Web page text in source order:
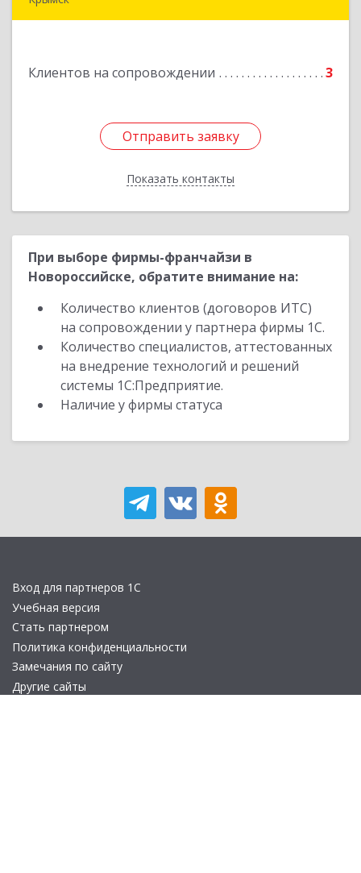
Клиентов на сопровождении 3
Отправить заявку
Показать контакты
Подробнее
Отправить заявку
Назад
При выборе фирмы-франчайзи в
Новороссийске, обратите внимание на:
Количество клиентов (договоров ИТС)
на сопровождении у партнера фирмы 1С.
Количество специалистов, аттестованных
на внедрение технологий и решений
системы 1С:Предприятие.
Наличие у фирмы статуса
Вход для партнеров 1С
Учебная версия
Стать партнером
Политика конфиденциальности
Замечания по сайту
Другие сайты